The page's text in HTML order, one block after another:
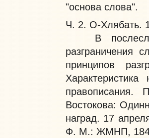
"основа слова".
Ч. 2. О-Хлябать.
В
разграничения
принципов
правописания.
Востокова:
наград. 17
Ф. М.: ЖМНП,